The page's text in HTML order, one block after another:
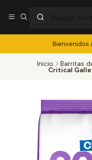
Bienvenidos
Inicio Barritas
Critical